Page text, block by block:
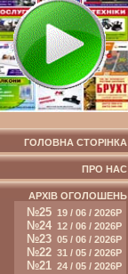
ГОЛОВНА СТОРІНКА
ПРО НАС
АРХІВ ОГОЛОШЕНЬ
№25 19 / 06 / 2026Р
№24 12 / 06 / 2026Р
№23 05 / 06 / 2026Р
№22 31 / 05 / 2026Р
№21 24 / 05 / 2026Р